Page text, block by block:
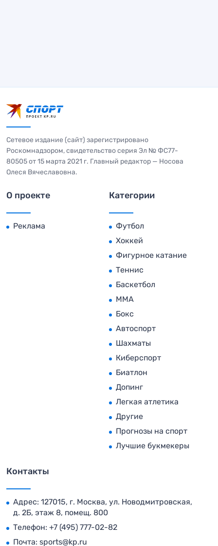
Сетевое издание (сайт) зарегистрировано
Роскомнадзором, свидетельство серия Эл № ФС77-
80505 от 15 марта 2021 г. Главный редактор — Носова
Олеся Вячеславовна.
О проекте
Реклама
Категории
Футбол
Хоккей
Фигурное катание
Теннис
Баскетбол
MMA
Бокс
Автоспорт
Шахматы
Киберспорт
Биатлон
Допинг
Легкая атлетика
Другие
Прогнозы на спорт
Лучшие букмекеры
Контакты
Адрес: 127015, г. Москва, ул. Новодмитровская,
д. 2Б, этаж 8, помещ. 800
Телефон: +7 (495) 777-02-82
Почта: sports@kp.ru